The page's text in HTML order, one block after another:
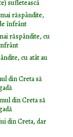
sufletească
răspândite,
înfrânt
răspândite, cu
cu atât au
din Creta să
din Creta să
din Creta, dar